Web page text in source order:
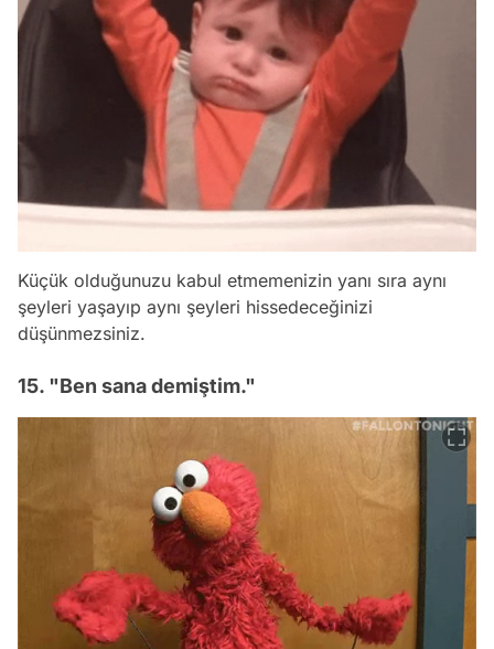
Küçük olduğunuzu kabul etmemenizin yanı sıra aynı
şeyleri yaşayıp aynı şeyleri hissedeceğinizi
düşünmezsiniz.
15. "Ben sana demiştim."